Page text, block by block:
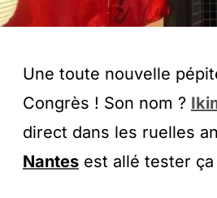
Une toute nouvelle
Congrès ! Son nom ?
direct dans les ruelles
Nantes est allé tester